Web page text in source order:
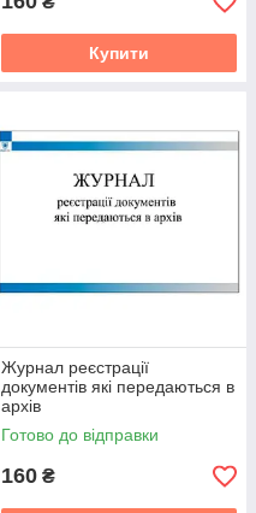
Купити
Журнал реєстрації
документів які передаються в
архів
Готово до відправки
160 ₴